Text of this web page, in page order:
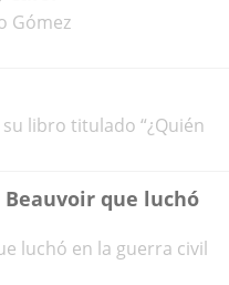
Gómez
libro titulado “¿Quién
que luchó
luchó en la guerra civil